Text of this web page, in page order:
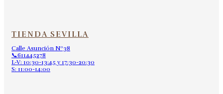
TIENDA SEVILLA
Calle Asunción Nº38
📞611445278
L-V: 10:30-13:45 y 17:30-20:30
S: 11:00-14:00